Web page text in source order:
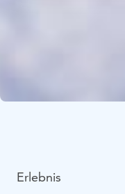
Erlebnis